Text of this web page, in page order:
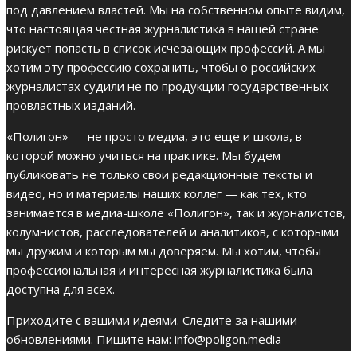
под давлением властей. Мы на собственном опыте видим,
что настоящая честная журналистика в нашей стране
рискует попасть в список исчезающих профессий. А мы
хотим эту профессию сохранить, чтобы о российских
журналистах судили не по продукции государственных
провластных изданий.
«Полигон» — не просто медиа, это еще и школа, в
которой можно учиться на практике. Мы будем
публиковать не только свои редакционные тексты и
видео, но и материалы наших коллег — как тех, кто
занимается в медиа-школе «Полигон», так и журналистов,
колумнистов, расследователей и аналитиков, с которыми
мы дружим и которым мы доверяем. Мы хотим, чтобы
профессиональная и интересная журналистика была
доступна для всех.
Приходите с вашими идеями. Следите за нашими
обновлениями. Пишите нам: info@poligon.media